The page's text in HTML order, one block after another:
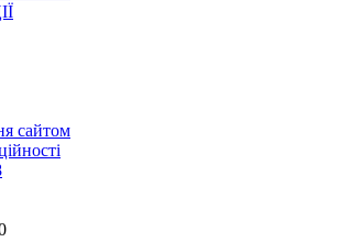
сайтом